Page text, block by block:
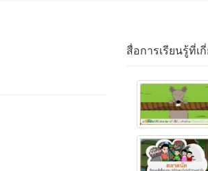
สื่อการเรียนรู้ที่เ